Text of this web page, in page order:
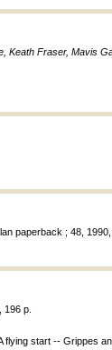
Keath Fraser, Mavis
paperback ; 48, 1990,
196 p.
start -- Grippes